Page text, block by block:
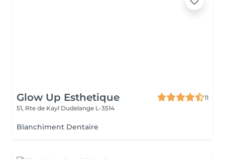
Glow Up Esthetique
11
51, Rte de Kayl Dudelange L-3514
Blanchiment Dentaire